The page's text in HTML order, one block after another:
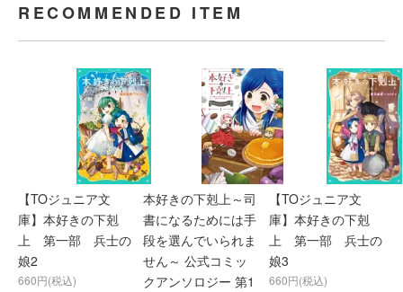
RECOMMENDED ITEM
【TOジュニア文
庫】本好きの下剋
上 第一部 兵士の
娘2
660円(税込)
本好きの下剋上～司
書になるためには手
段を選んでいられま
せん～ 公式コミッ
クアンソロジー 第1
【TOジュニア文
庫】本好きの下剋
上 第一部 兵士の
娘3
660円(税込)